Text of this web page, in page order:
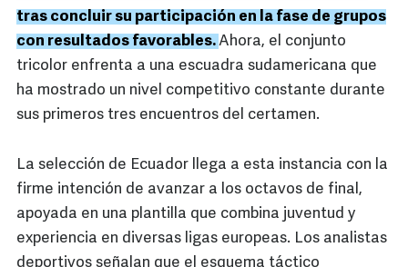
tras concluir su participación en la fase de grupos
con resultados favorables.Ahora, el conjunto
tricolor enfrenta a una escuadra sudamericana que
ha mostrado un nivel competitivo constante durante
sus primeros tres encuentros del certamen.
La selección de Ecuador llega a esta instancia con la
firme intención de avanzar a los octavos de final,
apoyada en una plantilla que combina juventud y
experiencia en diversas ligas europeas. Los analistas
deportivos señalan que el esquema táctico